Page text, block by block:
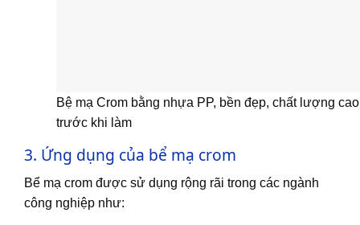
Bệ mạ Crom bằng nhựa PP, bền đẹp, chất lượng
trước khi làm
3. Ứng dụng của bể mạ crom
Bể mạ crom được sử dụng rộng rãi trong các ngành
công nghiệp như: